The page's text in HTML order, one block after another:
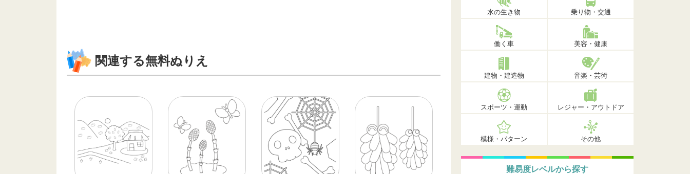
関連する無料ぬりえ
水の生き物 乗り物・交通
働く車 美容・健康
建物・建造物 音楽・芸術
スポーツ・運動 レジャー・アウトドア
模様・パターン その他
難易度レベルから探す